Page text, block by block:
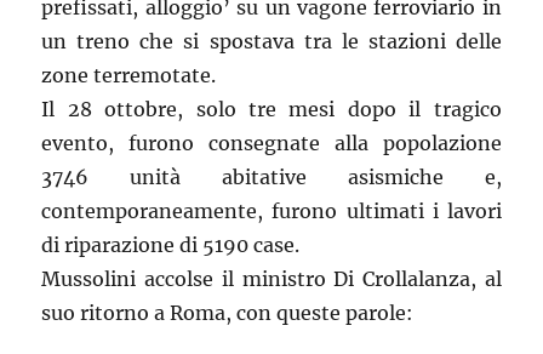
prefissati, alloggio’ su un vagone ferroviario in
un treno che si spostava tra le stazioni delle
zone terremotate.
Il 28 ottobre, solo tre mesi dopo il tragico
evento, furono consegnate alla popolazione
3746 unità abitative asismiche e,
contemporaneamente, furono ultimati i lavori
di riparazione di 5190 case.
Mussolini accolse il ministro Di Crollalanza, al
suo ritorno a Roma, con queste parole: